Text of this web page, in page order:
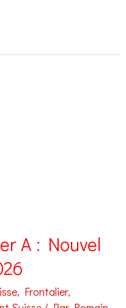
A : Nouvel
, Frontalier,